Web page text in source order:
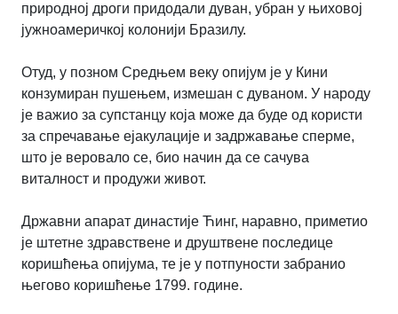
природној дроги придодали дуван, убран у њиховој
јужноамеричкој колонији Бразилу.
Отуд, у позном Средњем веку опијум је у Кини
конзумиран пушењем, измешан с дуваном. У народу
је важио за супстанцу која може да буде од користи
за спречавање ејакулације и задржавање сперме,
што је веровало се, био начин да се сачува
виталност и продужи живот.
Државни апарат династије Ћинг, наравно, приметио
је штетне здравствене и друштвене последице
коришћења опијума, те је у потпуности забранио
његово коришћење 1799. године.